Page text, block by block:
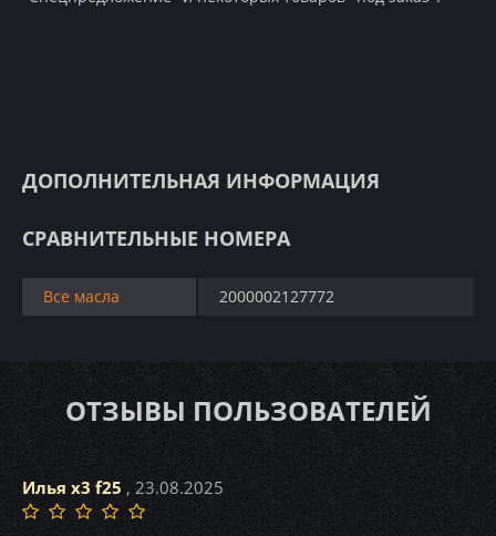
ДОПОЛНИТЕЛЬНАЯ ИНФОРМАЦИЯ
СРАВНИТЕЛЬНЫЕ НОМЕРА
Все масла 2000002127772
ОТЗЫВЫ ПОЛЬЗОВАТЕЛЕЙ
Илья x3 f25, 23.08.2025